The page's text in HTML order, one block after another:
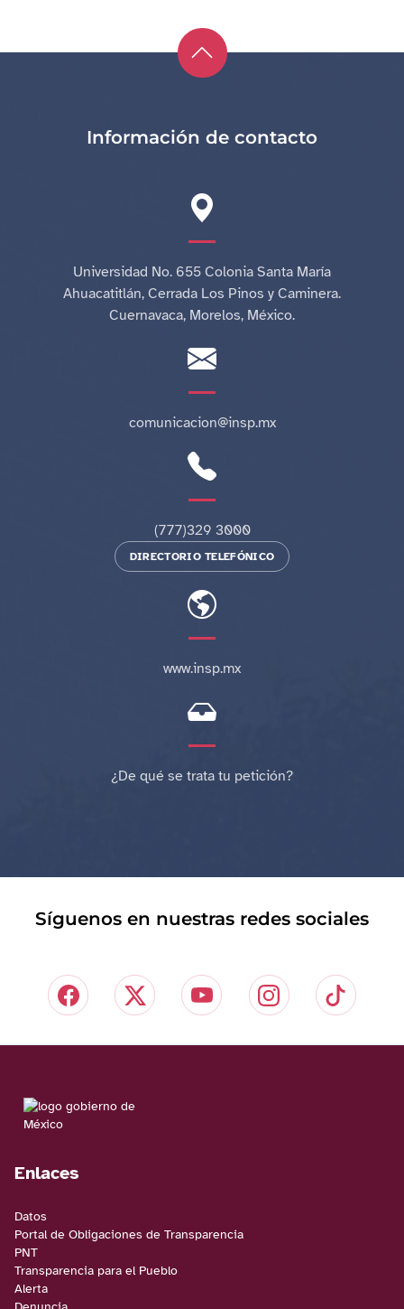
Información de contacto
Universidad No. 655 Colonia Santa María
Ahuacatitlán, Cerrada Los Pinos y Caminera.
Cuernavaca, Morelos, México.
comunicacion@insp.mx
(777)329 3000
DIRECTORIO TELEFÓNICO
www.insp.mx
¿De qué se trata tu petición?
Síguenos en nuestras redes sociales
Enlaces
Datos
Portal de Obligaciones de Transparencia
PNT
Transparencia para el Pueblo
Alerta